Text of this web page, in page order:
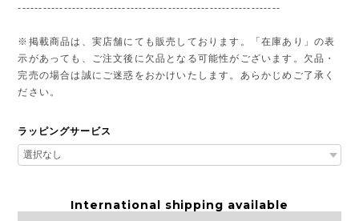
---------------------------------------------------------------
※掲載商品は、実店舗にても販売しております。「在庫あり」の表
示があっても、ご注文後に欠品となる可能性がございます。欠品・
完売の場合は誠にご迷惑をおかけいたします。あらかじめご了承く
ださい。
ラッピングサービス
International shipping available